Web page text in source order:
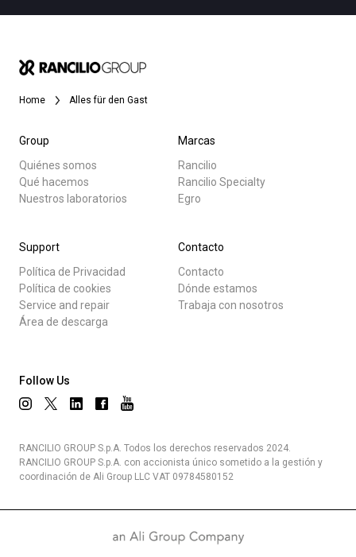
Home Alles für den Gast
Group
Quiénes somos
Qué hacemos
Nuestros laboratorios
Marcas
Rancilio
Rancilio Specialty
Egro
Support
Política de Privacidad
Política de cookies
Service and repair
Área de descarga
Contacto
Contacto
Dónde estamos
Trabaja con nosotros
Follow Us
RANCILIO GROUP S.p.A. Todos los derechos reservados 2024.
RANCILIO GROUP S.p.A. con accionista único sometido a la gestión y
coordinación de Ali Group LLC VAT 09784580152
Descargar